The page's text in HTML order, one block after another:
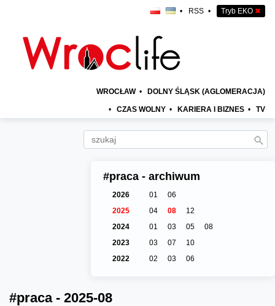
• RSS • Tryb EKO ✖
WROCŁAW • DOLNY ŚLĄSK (AGLOMERACJA)
• CZAS WOLNY • KARIERA I BIZNES • TV
#praca - archiwum
2026 01
06
2025
04 08
12
2024
01 03 05
08
2023
03 07
10
2022
02 03 06
#praca - 2025-08